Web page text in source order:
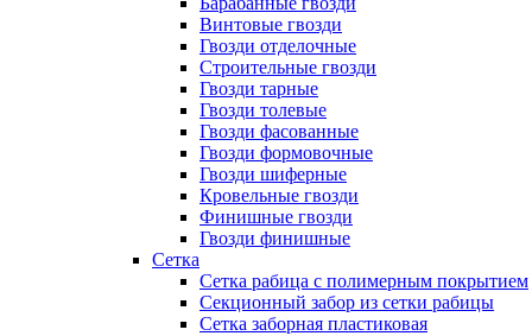
Винтовые гвозди
Гвозди отделочные
Строительные гвозди
Гвозди тарные
Гвозди толевые
Гвозди фасованные
Гвозди формовочные
Гвозди шиферные
Кровельные гвозди
Финишные гвозди
Гвозди финишные
Сетка
Сетка рабица с полимерным покрытием
Секционный забор из сетки рабицы
Сетка заборная пластиковая